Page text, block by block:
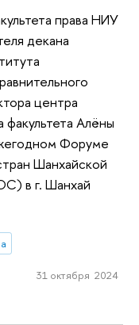
права НИУ
декана
центра
Алёны
Форуме
Шанхайской
в г. Шанхай
31 октября 2024